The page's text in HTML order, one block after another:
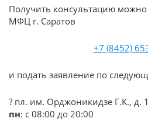
Получить консультацию
МФЦ г. Саратов
+7 (8452)
и подать заявление по
? пл. им. Орджоникидзе Г.К., д. 1
пн: с 08:00 до 20:00